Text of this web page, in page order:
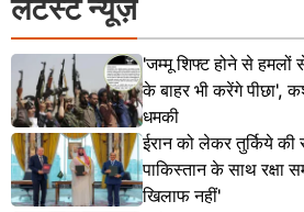
लेटेस्ट न्यूज़
'जम्मू शिफ्ट होने से हमलों
के बाहर भी करेंगे पीछा',
धमकी
ईरान को लेकर तुर्किये
पाकिस्तान के साथ रक्षा
खिलाफ नहीं'